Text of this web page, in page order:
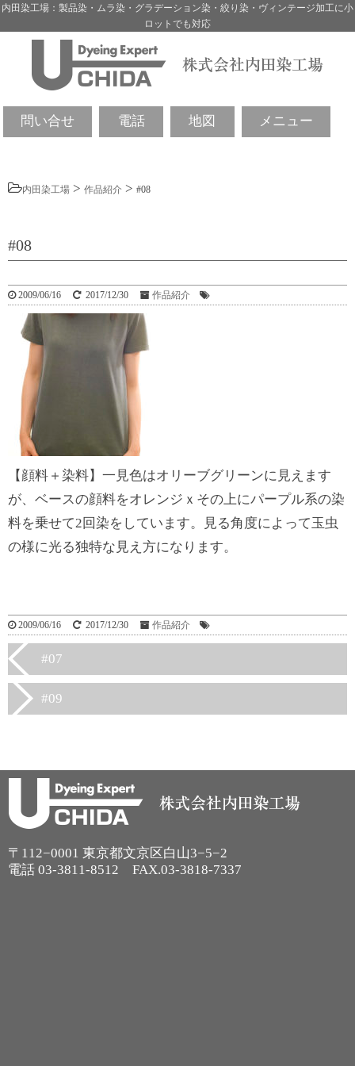
内田染工場：製品染・ムラ染・グラデーション染・絞り染・ヴィンテージ加工に小
ロットでも対応
問い合せ 電話 地図 メニュー
内田染工場 > 作品紹介 > #08
#08
2009/06/16 2017/12/30 作品紹介
【顔料＋染料】一見色はオリーブグリーンに見えます
が、ベースの顔料をオレンジｘその上にパープル系の染
料を乗せて2回染をしています。見る角度によって玉虫
の様に光る独特な見え方になります。
2009/06/16 2017/12/30 作品紹介
#07
#09
〒112−0001 東京都文京区白山3−5−2
電話 03-3811-8512 FAX.03-3818-7337